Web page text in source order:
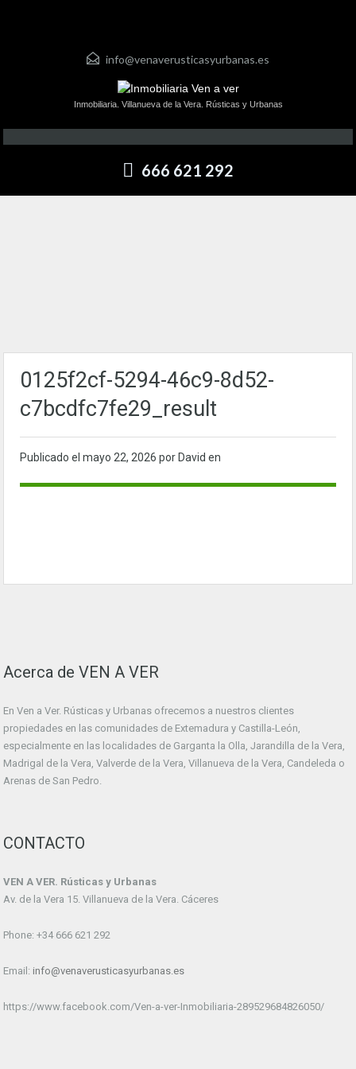
info@venaverusticasyurbanas.es
Inmobiliaria. Villanueva de la Vera. Rústicas y Urbanas
666 621 292
0125f2cf-5294-46c9-8d52-
c7bcdfc7fe29_result
Publicado el mayo 22, 2026 por David en
Acerca de VEN A VER
En Ven a Ver. Rústicas y Urbanas ofrecemos a nuestros clientes
propiedades en las comunidades de Extemadura y Castilla-León,
especialmente en las localidades de Garganta la Olla, Jarandilla de la Vera,
Madrigal de la Vera, Valverde de la Vera, Villanueva de la Vera, Candeleda o
Arenas de San Pedro.
CONTACTO
VEN A VER. Rústicas y Urbanas
Av. de la Vera 15. Villanueva de la Vera. Cáceres
Phone: +34 666 621 292
Email: info@venaverusticasyurbanas.es
https://www.facebook.com/Ven-a-ver-Inmobiliaria-289529684826050/